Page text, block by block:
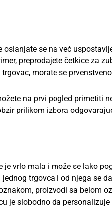
se na već
preprodajete četkice za
morate se
na prvi pogled primetiti
prilikom izbora
je vrlo mala i može se lako
trgovca i od njega se
proizvodi sa belom
je slobodno da